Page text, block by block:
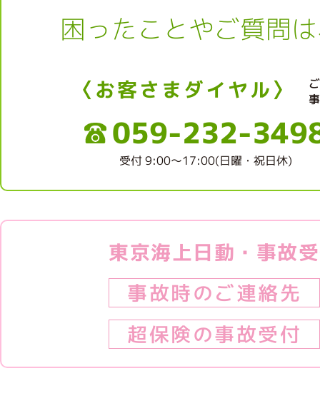
困ったことやご質問
〈お客さまダイヤル〉
059-232-
受付 9:00～17:00(日曜・祝日休)
東京海上日動・事故
事故時のご連絡先
超保険の事故受付